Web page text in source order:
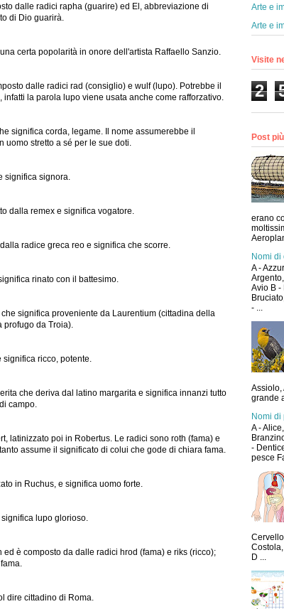
dalle radici rapha (guarire) ed El, abbreviazione di
di Dio guarirà.
certa popolarità in onore dell'artista Raffaello Sanzio.
dalle radici rad (consiglio) e wulf (lupo). Potrebbe il
la parola lupo viene usata anche come rafforzativo.
significa corda, legame. Il nome assumerebbe il
uomo stretto a sé per le sue doti.
significa signora.
dalla remex e significa vogatore.
radice greca reo e significa che scorre.
rinato con il battesimo.
significa proveniente da Laurentium (cittadina della
profugo da Troia).
significa ricco, potente.
che deriva dal latino margarita e significa innanzi tutto
campo.
latinizzato poi in Robertus. Le radici sono roth (fama) e
assume il significato di colui che gode di chiara fama.
in Ruchus, e significa uomo forte.
lupo glorioso.
è composto da dalle radici hrod (fama) e riks (ricco);
dire cittadino di Roma.
Arte e
Arte e
Visite
2
Post
erano
Nomi di
A -
Avio B -
- ...
Assiolo,
grande
Nomi di
A -
-
pesce
D ...